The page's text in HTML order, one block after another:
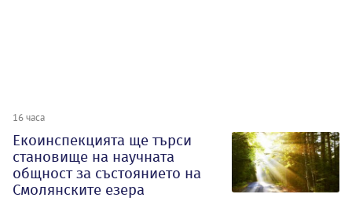
16 часа
Екоинспекцията ще търси
становище на научната
общност за състоянието на
Смолянските езера